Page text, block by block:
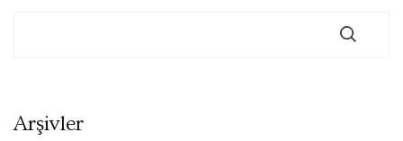
ArşivlerArşivler